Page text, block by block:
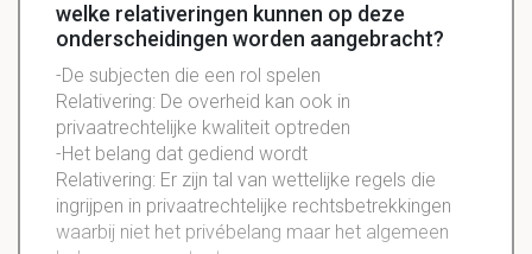
welke relativeringen kunnen op deze
onderscheidingen worden aangebracht?
-De subjecten die een rol spelen
Relativering: De overheid kan ook in
privaatrechtelijke kwaliteit optreden
-Het belang dat gediend wordt
Relativering: Er zijn tal van wettelijke regels die
ingrijpen in privaatrechtelijke rechtsbetrekkingen
waarbij niet het privébelang maar het algemeen